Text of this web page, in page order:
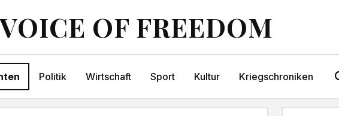
OF FREEDOM
Politik Wirtschaft Sport Kultur Kriegschroniken